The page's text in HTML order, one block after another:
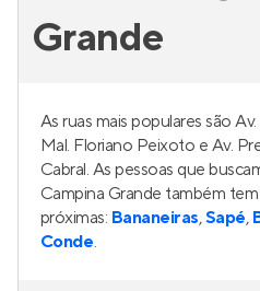
Grande
As ruas mais populares são
Mal. Floriano Peixoto e Av.
Cabral. As pessoas que
Campina Grande também
próximas: Bananeiras,Sapé,
Conde.